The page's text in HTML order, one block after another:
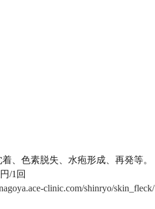
、色素脱失、水疱形成、再発等。
/1回
clinic.com/shinryo/skin_fleck/